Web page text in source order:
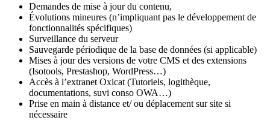
Demandes de mise à jour du contenu,
Évolutions mineures (n’impliquant pas le développement de
fonctionnalités spécifiques)
Surveillance du serveur
Sauvegarde périodique de la base de données (si applicable)
Mises à jour des versions de votre CMS et des extensions
(Isotools, Prestashop, WordPress…)
Accès à l’extranet Oxicat (Tutoriels, logithèque,
documentations, suvi conso OWA…)
Prise en main à distance et/ ou déplacement sur site si
nécessaire